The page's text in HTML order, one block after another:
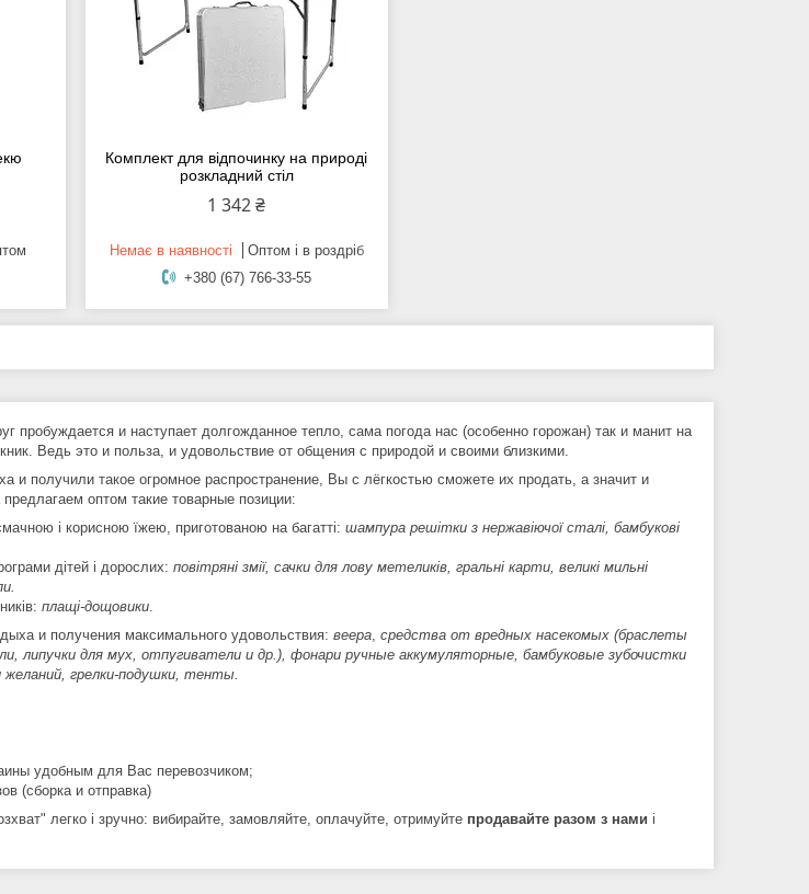
Комплект для відпочинку на природі
розкладний стіл
1 342 ₴
Немає в наявності
Оптом і в роздріб
+380 (67) 766-33-55
пробуждается и наступает долгожданное тепло, сама погода нас (особенно горожан) так и манит на
Ведь это и польза, и удовольствие от общения с природой и своими близкими.
и получили такое огромное распространение, Вы с лёгкостью сможете их продать, а значит и
оптом такие товарные позиции:
і корисною їжею, приготованою на багатті: шампура решітки з нержавіючої сталі, бамбукові
дітей і дорослих: повітряні змії, сачки для лову метеликів, гральні карти, великі мильні
плащі-дощовики.
и получения максимального удовольствия: веера, средства от вредных насекомых (браслеты
липучки для мух, отпугиватели и др.), фонари ручные аккумуляторные, бамбуковые зубочистки
грелки-подушки, тенты.
удобным для Вас перевозчиком;
(сборка и отправка)
легко і зручно: вибирайте, замовляйте, оплачуйте, отримуйте продавайте разом з нами і